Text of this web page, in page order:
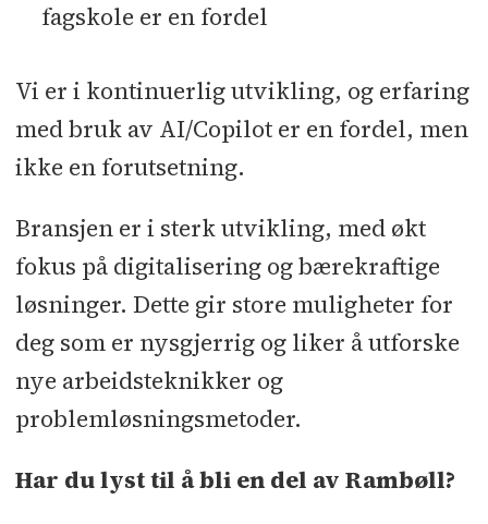
fagskole er en fordel
Vi er i kontinuerlig utvikling, og erfaring
med bruk av AI/Copilot er en fordel, men
ikke en forutsetning.
Bransjen er i sterk utvikling, med økt
fokus på digitalisering og bærekraftige
løsninger. Dette gir store muligheter for
deg som er nysgjerrig og liker å utforske
nye arbeidsteknikker og
problemløsningsmetoder.
Har du lyst til å bli en del av Rambøll?